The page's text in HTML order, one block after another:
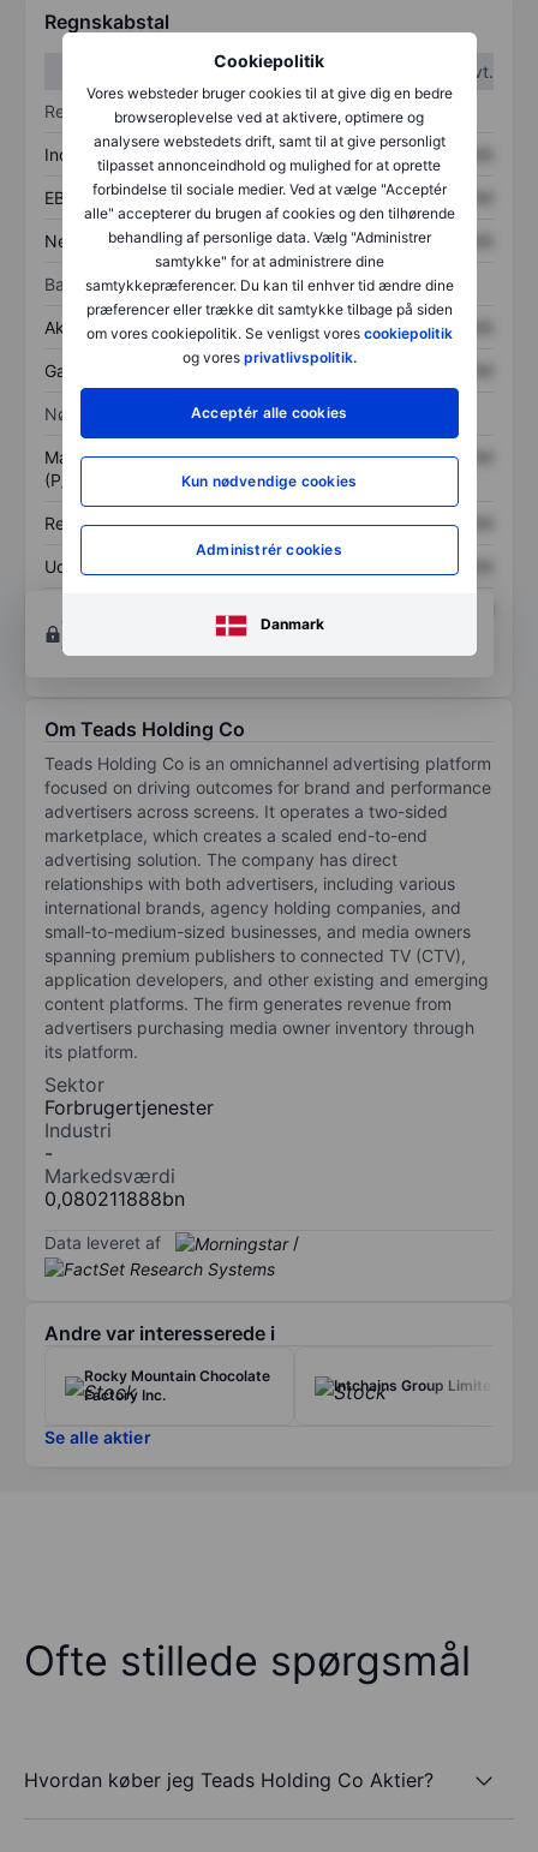
Cookiepolitik
Vores websteder bruger cookies til at give dig en bedre
browseroplevelse ved at aktivere, optimere og
analysere webstedets drift, samt til at give personligt
tilpasset annonceindhold og mulighed for at oprette
forbindelse til sociale medier. Ved at vælge "Acceptér
alle" accepterer du brugen af cookies og den tilhørende
behandling af personlige data. Vælg "Administrer
samtykke" for at administrere dine
samtykkepræferencer. Du kan til enhver tid ændre dine
præferencer eller trække dit samtykke tilbage på siden
om vores cookiepolitik. Se venligst vores cookiepolitik
og vores privatlivspolitik.
Acceptér alle cookies
Kun nødvendige cookies
Administrér cookies
Danmark
Regnskabstal
1. kvt.
2. kvt.
Resultatopgørelse
Indtægter XXXXXXX XXXXXXX
EBITDA XXXXXXX XXXXXXX
Nettoresultat XXXXXXX XXXXXXX
Balance
Aktiver i alt XXXXXXX XXXXXXX
Gæld XXXXXXX
Nøgletal
Markedsværdi/omsætning
(P/S)
XXXXXXX XXXXXXX
Resultat pr. aktie (EPS) XXXXXXX XXXXXXX
Udbytte pr. aktie XXXXXXX
Opret konto
for at få adgang til flere diagrammer
og analyse værktøjer.
Om Teads Holding Co
Teads Holding Co is an omnichannel advertising platform
focused on driving outcomes for brand and performance
advertisers across screens. It operates a two-sided
marketplace, which creates a scaled end-to-end
advertising solution. The company has direct
relationships with both advertisers, including various
international brands, agency holding companies, and
small-to-medium-sized businesses, and media owners
spanning premium publishers to connected TV (CTV),
application developers, and other existing and emerging
content platforms. The firm generates revenue from
advertisers purchasing media owner inventory through
its platform.
Sektor
Forbrugertjenester
Industri
-
Markedsværdi
0,080211888bn
Data leveret af /
Andre var interesserede i
Rocky Mountain Chocolate
Factory Inc.
Intchains Group Limited
Se alle aktier
Ofte stillede spørgsmål
Hvordan køber jeg Teads Holding Co Aktier?